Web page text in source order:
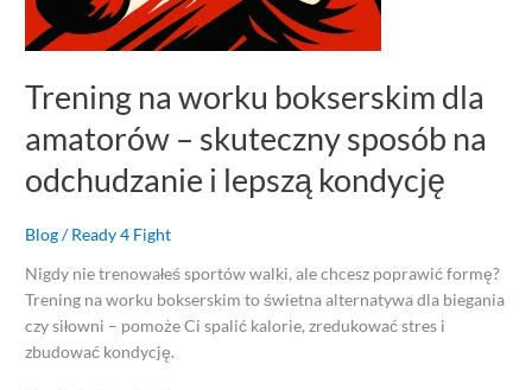
Trening na worku bokserskim dla
amatorów – skuteczny sposób na
odchudzanie i lepszą kondycję
Blog/Ready 4 Fight
Nigdy nie trenowałeś sportów walki, ale chcesz poprawić formę?
Trening na worku bokserskim to świetna alternatywa dla biegania
czy siłowni – pomoże Ci spalić kalorie, zredukować stres i
zbudować kondycję.
lepszą
kondycję